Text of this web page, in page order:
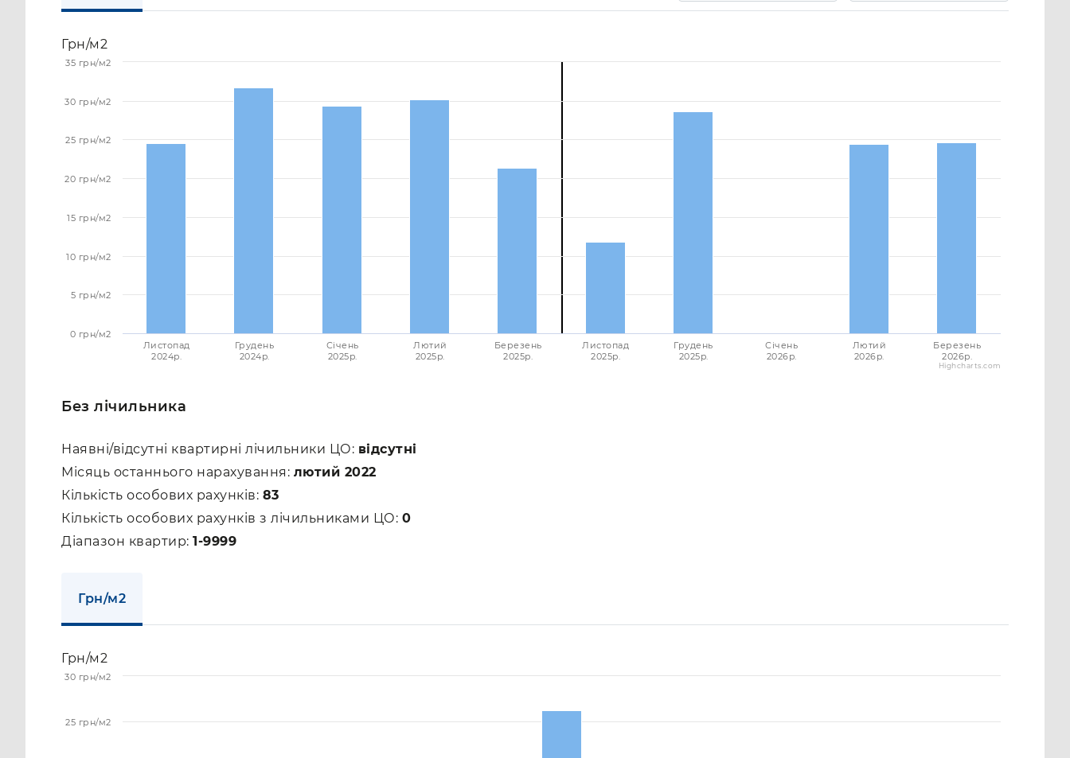
Грн/м2
Листопад
2024p.
Грудень
2024p.
Січень
2025p.
Лютий
2025p.
Березень
2025p.
Листопад
2025p.
Грудень
2025p.
Січень
2026p.
Лютий
2026p.
Березень
2026p.
0 грн/м2
5 грн/м2
10 грн/м2
15 грн/м2
20 грн/м2
25 грн/м2
30 грн/м2
35 грн/м2
Highcharts.com
Без лічильника
Наявні/відсутні квартирні лічильники ЦО: відсутні
Місяць останнього нарахування: лютий 2022
Кількість особових рахунків: 83
Кількість особових рахунків з лічильниками ЦО: 0
Діапазон квартир: 1-9999
Грн/м2
Грн/м2
25 грн/м2
30 грн/м2